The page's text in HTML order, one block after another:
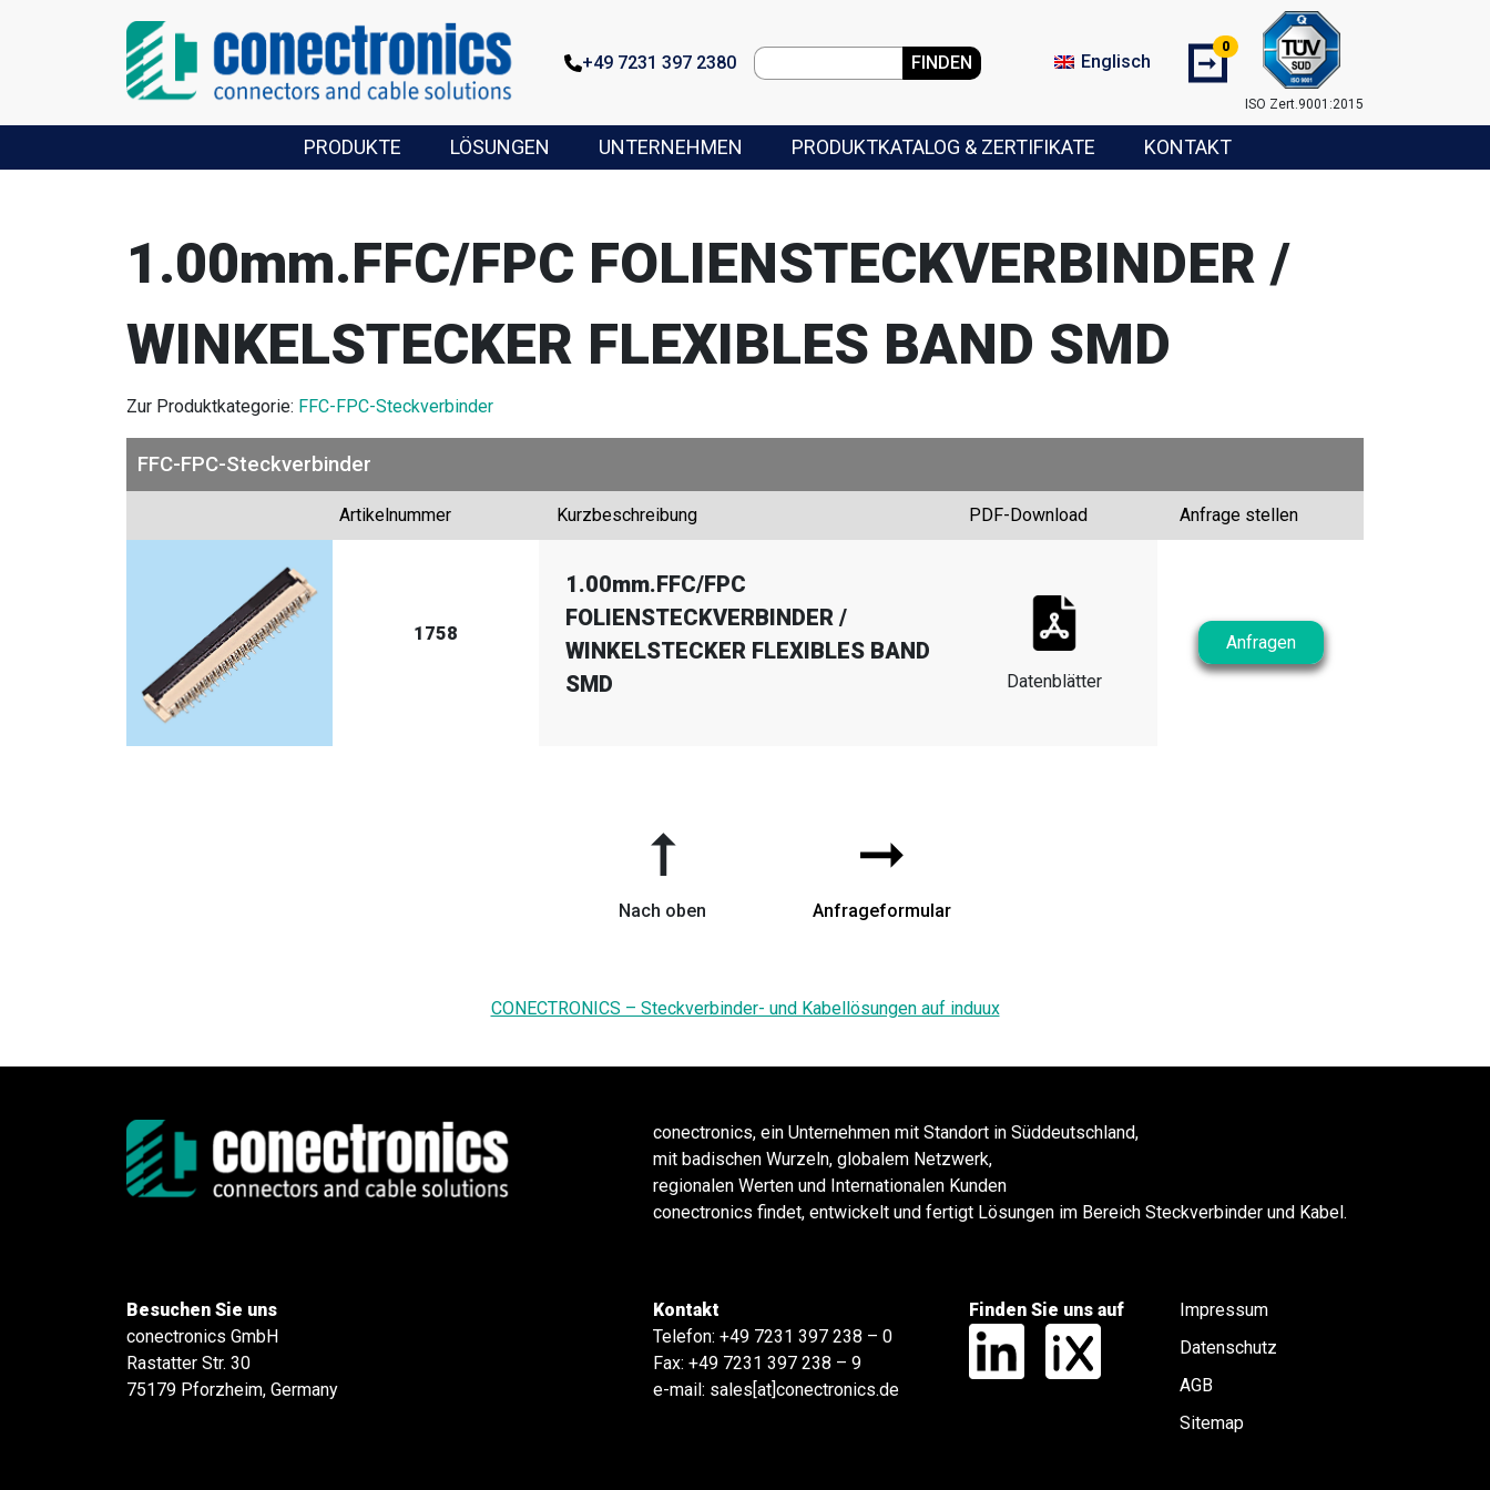
+49 7231 397 2380 FINDEN Englisch ➞
0
ISO Zert.9001:2015
PRODUKTE LÖSUNGEN UNTERNEHMEN PRODUKTKATALOG & ZERTIFIKATE KONTAKT
1.00mm.FFC/FPC FOLIENSTECKVERBINDER /
WINKELSTECKER FLEXIBLES BAND SMD
Zur Produktkategorie: FFC-FPC-Steckverbinder
FFC-FPC-Steckverbinder
Artikelnummer Kurzbeschreibung PDF-Download Anfrage stellen
1758
1.00mm.FFC/FPC
FOLIENSTECKVERBINDER /
WINKELSTECKER FLEXIBLES BAND
SMD
Datenblätter
Anfragen
➞
Nach oben
➞
Anfrageformular
CONECTRONICS – Steckverbinder- und Kabellösungen auf induux
conectronics, ein Unternehmen mit Standort in Süddeutschland,
mit badischen Wurzeln, globalem Netzwerk,
regionalen Werten und Internationalen Kunden
conectronics findet, entwickelt und fertigt Lösungen im Bereich Steckverbinder und Kabel.
Besuchen Sie uns
conectronics GmbH
Rastatter Str. 30
75179 Pforzheim, Germany
Kontakt
Telefon: +49 7231 397 238 – 0
Fax: +49 7231 397 238 – 9
e-mail: sales[at]conectronics.de
Finden Sie uns auf
Impressum
Datenschutz
AGB
Sitemap